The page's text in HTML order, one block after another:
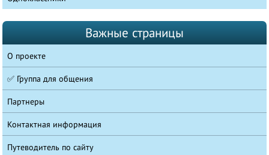
Важные страницы
О проекте
✅ Группа для общения
Партнеры
Контактная информация
Путеводитель по сайту